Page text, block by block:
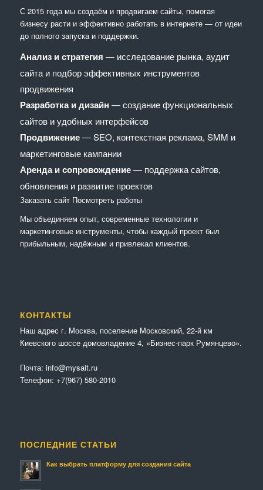
С 2015 года мы создаём и продвигаем сайты, помогая
бизнесу расти и эффективно работать в интернете — от идеи
до полного запуска и поддержки.
Анализ и стратегия — исследование рынка, аудит
сайта и подбор эффективных инструментов
продвижения
Разработка и дизайн — создание функциональных
сайтов и удобных интерфейсов
Продвижение— SEO, контекстная реклама, SMM и
маркетинговые кампании
Аренда и сопровождение— поддержка сайтов,
обновления и развитие проектов
Заказать сайт Посмотреть работы
Мы объединяем опыт, современные технологии и
маркетинговые инструменты, чтобы каждый проект был
прибыльным, надёжным и привлекал клиентов.
КОНТАКТЫ
Наш адрес г. Москва, поселение Московский, 22-й км
Киевского шоссе домовладение 4, «Бизнес-парк Румянцево».
Почта: info@mysait.ru
Телефон: +7(967) 580-2010
ПОСЛЕДНИЕ СТАТЬИ
Как выбрать платформу для создания сайта